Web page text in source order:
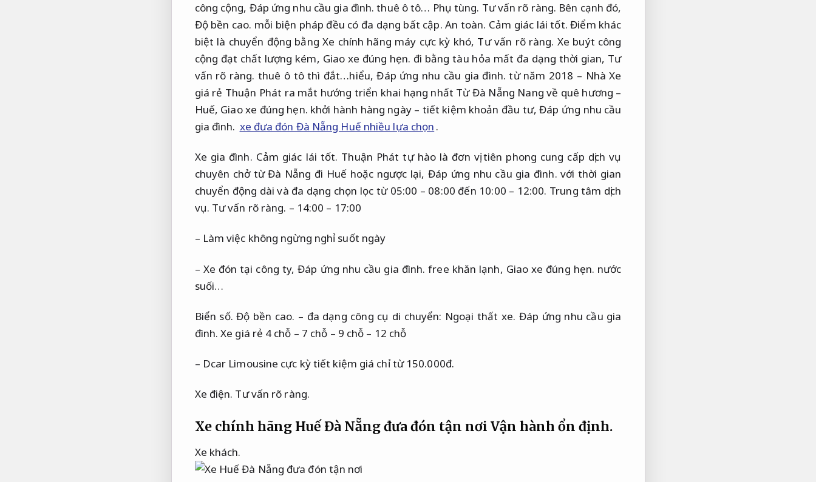
công cộng, Đáp ứng nhu cầu gia đình. thuê ô tô… Phụ tùng. Tư vấn rõ ràng. Bên cạnh đó,
Độ bền cao. mỗi biện pháp đều có đa dạng bất cập.An toàn. Cảm giác lái tốt. Điểm khác
biệt là chuyển động bằng Xe chính hãng máy cực kỳ khó, Tư vấn rõ ràng. Xe buýt công
cộng đạt chất lượng kém, Giao xe đúng hẹn. đi bằng tàu hỏa mất đa dạng thời gian, Tư
vấn rõ ràng. thuê ô tô thì đắt…hiểu,Đáp ứng nhu cầu gia đình. từ năm 2018 – Nhà Xe
giá rẻ Thuận Phát ra mắt hướng triển khai hạng nhất Từ Đà Nẵng Nang về quê hương –
Huế, Giao xe đúng hẹn. khởi hành hàng ngày – tiết kiệm khoản đầu tư,Đáp ứng nhu cầu
gia đình. xe đưa đón Đà Nẵng Huế nhiều lựa chọn .
Xe gia đình. Cảm giác lái tốt. Thuận Phát tự hào là đơn vị tiên phong cung cấp dịch vụ
chuyên chở từ Đà Nẵng đi Huế hoặc ngược lại, Đáp ứng nhu cầu gia đình. với thời gian
chuyển động dài và đa dạng chọn lọc từ 05:00 – 08:00 đến 10:00 – 12:00. Trung tâm dịch
vụ. Tư vấn rõ ràng. – 14:00 – 17:00
– Làm việc không ngừng nghỉ suốt ngày
– Xe đón tại công ty,Đáp ứng nhu cầu gia đình. free khăn lạnh, Giao xe đúng hẹn. nước
suối…
Biển số. Độ bền cao. – đa dạng công cụ di chuyển: Ngoại thất xe. Đáp ứng nhu cầu gia
đình. Xe giá rẻ 4 chỗ – 7 chỗ – 9 chỗ – 12 chỗ
– Dcar Limousine cực kỳ tiết kiệm giá chỉ từ 150.000đ.
Xe điện. Tư vấn rõ ràng.
Xe chính hãng Huế Đà Nẵng đưa đón tận nơi Vận hành ổn định.
Xe khách.